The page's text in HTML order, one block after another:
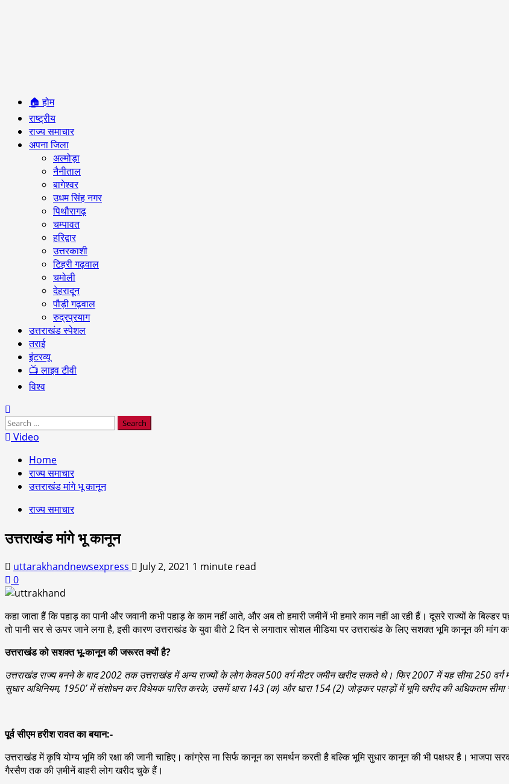
Primary
Menu
🏠 होम
राष्ट्रीय
राज्य समाचार
अपना जिला
अल्मोड़ा
नैनीताल
बागेश्वर
उधम सिंह नगर
पिथौरागढ़
चम्पावत
हरिद्वार
उत्तरकाशी
टिहरी गढ़वाल
चमोली
देहरादून
पौड़ी गढ़वाल
रुद्रप्रयाग
उत्तराखंड स्पेशल
तराई
इंटरव्यू
📺 लाइव टीवी
विश्व
Search
for:Video
Home
राज्य समाचार
उत्तराखंड मांगे भू कानून
राज्य समाचार
उत्तराखंड मांगे भू कानून
uttarakhandnewsexpress July 2, 2021 1 minute read
0
कहा जाता हैं कि पहाड़ का पानी और जवानी कभी पहाड़ के काम नहीं आते, और अब तो हमारी जमीनें भी हमारे काम नहीं आ रही हैं। दूसरे राज्यों के
तो पानी सर से ऊपर जाने लगा है, इसी कारण उत्तराखंड के युवा बीते 2 दिन से लगातार सोशल मीडिया पर उत्तराखंड के लिए सशक्त भूमि कानून की
उत्तराखंड को सशक्त भू-कानून की जरूरत क्यों है?
उत्तराखंड राज्य बनने के बाद 2002 तक उत्तराखंड में अन्य राज्यों के लोग केवल 500 वर्ग मीटर जमीन खरीद सकते थे। फिर 2007 में यह सीमा 250 वर्ग
सुधार अधिनियम, 1950’ में संशोधन कर विधेयक पारित करके, उसमें धारा 143 (क) और धारा 154 (2) जोड़कर पहाड़ों में भूमि खरीद की अधिकतम सीमा
पूर्व सीएम हरीश रावत का बयान:-
उत्तराखंड में कृषि योग्य भूमि की रक्षा की जानी चाहिए। कांग्रेस ना सिर्फ कानून का समर्थन करती है बल्कि भूमि सुधार कानून की भी पक्षधर है।
गैरसैण तक की ज़मीनें बाहरी लोग खरीद चुके हैं।